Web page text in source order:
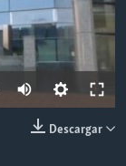
Descargar